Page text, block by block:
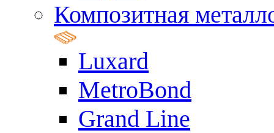
Композитная
Luxard
MetroBond
Grand Line